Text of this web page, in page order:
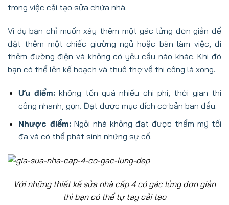
trong việc cải tạo sửa chữa nhà.
Ví dụ bạn chỉ muốn xây thêm một gác lửng đơn giản để
đặt thêm một chiếc giường ngủ hoặc bàn làm việc, đi
thêm đường điện và không có yêu cầu nào khác. Khi đó
bạn có thể lên kế hoạch và thuê thợ về thi công là xong.
Ưu điểm: không tốn quá nhiều chi phí, thời gian thi
công nhanh, gọn. Đạt được mục đích cơ bản ban đầu.
Nhược điểm:Ngôi nhà không đạt được thẩm mỹ tối
đa và có thể phát sinh những sự cố.
Với những thiết kế sửa nhà cấp 4 có gác lửng đơn giản
thì bạn có thể tự tay cải tạo